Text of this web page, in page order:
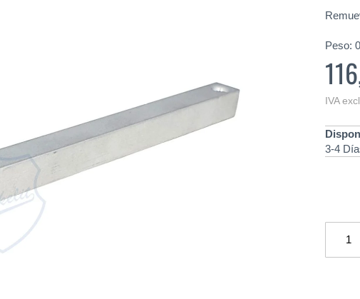
Peso:
IVA
3-4